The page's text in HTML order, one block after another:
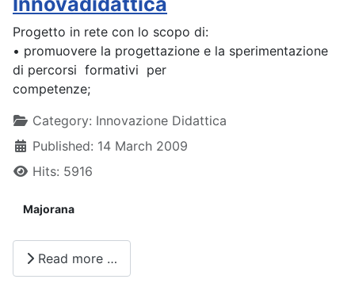
Progetto in rete con lo scopo di:
• promuovere la progettazione e la sperimentazione
di percorsi formativi per
competenze;
DetailsCategory: Innovazione Didattica
Published: 14 March 2009
Hits: 5916
Majorana
Read more …